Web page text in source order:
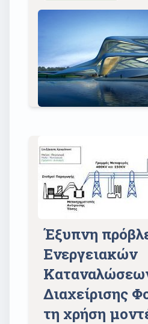
Έξυπνη
Ενεργειακών
Διαχείρισης
τη χρήση